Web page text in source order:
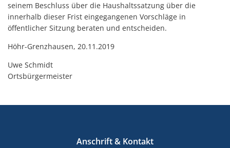
seinem Beschluss über die Haushaltssatzung über die
innerhalb dieser Frist eingegangenen Vorschläge in
öffentlicher Sitzung beraten und entscheiden.
Höhr-Grenzhausen, 20.11.2019
Uwe Schmidt
Ortsbürgermeister
Anschrift & Kontakt